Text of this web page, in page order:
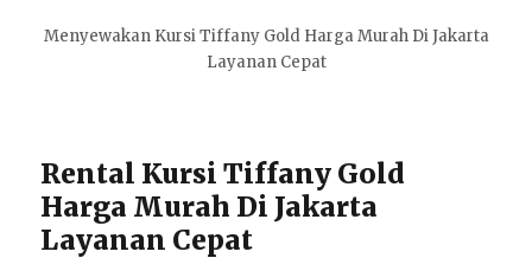
Menyewakan Kursi Tiffany Gold Harga Murah Di Jakarta
Layanan Cepat
Rental Kursi Tiffany Gold
Harga Murah Di Jakarta
Layanan Cepat